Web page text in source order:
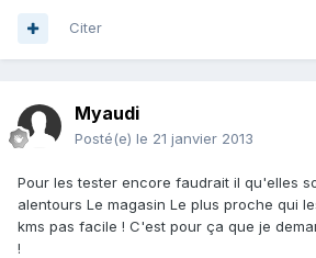
Citer
Myaudi
Posté(e) le 21 janvier 2013
Pour les tester encore faudrait il qu'elles
alentours Le magasin Le plus proche qui
kms pas facile ! C'est pour ça que je
!